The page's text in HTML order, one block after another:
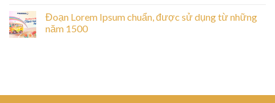
Đoạn Lorem Ipsum chuẩn, được sử dụng từ những
năm 1500